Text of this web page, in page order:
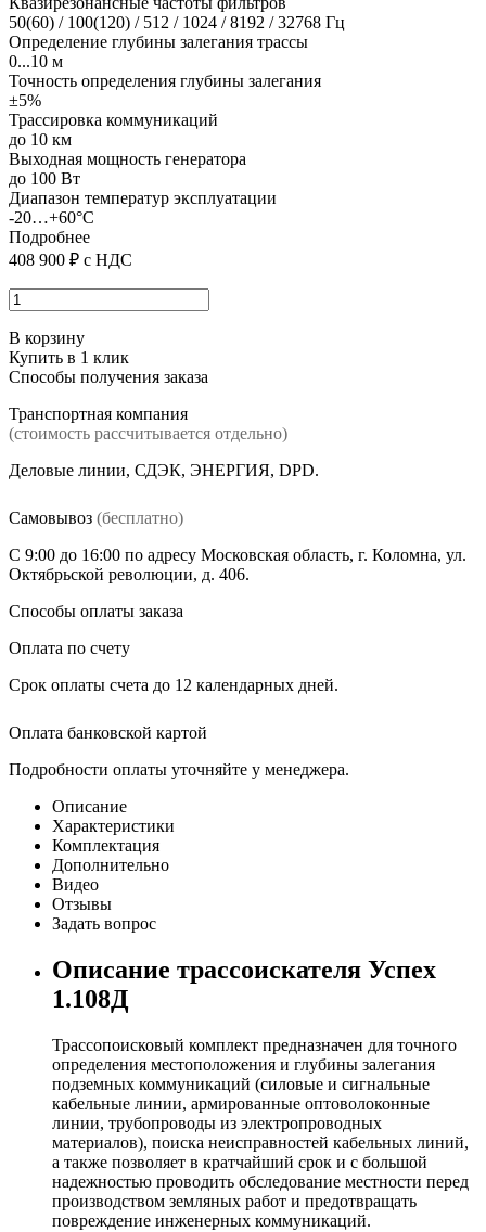
50(60) / 100(120) / 512 / 1024 / 8192 / 32768 Гц
Определение глубины залегания трассы
0...10 м
Точность определения глубины залегания
±5%
Трассировка коммуникаций
до 10 км
Выходная мощность генератора
до 100 Вт
Диапазон температур эксплуатации
-20…+60°С
Подробнее
408 900 ₽ с НДС
В корзину
Купить в 1 клик
Способы получения заказа
Транспортная компания
(стоимость рассчитывается отдельно)
Деловые линии, СДЭК, ЭНЕРГИЯ, DPD.
Самовывоз (бесплатно)
C 9:00 до 16:00 по адресу Московская область, г. Коломна, ул.
Октябрьской революции, д. 406.
Способы оплаты заказа
Оплата по счету
Срок оплаты счета до 12 календарных дней.
Оплата банковской картой
Подробности оплаты уточняйте у менеджера.
Описание
Характеристики
Комплектация
Дополнительно
Видео
Отзывы
Задать вопрос
Описание трассоискателя Успех
1.108Д
Трассопоисковый комплект предназначен для точного
определения местоположения и глубины залегания
подземных коммуникаций (силовые и сигнальные
кабельные линии, армированные оптоволоконные
линии, трубопроводы из электропроводных
материалов), поиска неисправностей кабельных линий,
а также позволяет в кратчайший срок и с большой
надежностью проводить обследование местности перед
производством земляных работ и предотвращать
повреждение инженерных коммуникаций.